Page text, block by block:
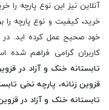
آنلاین نیز این نوع پارچه
خرید، کیفیت و نوع پارچه را
خود صحیح عمل کرده اید.
کاربران گرامی فراهم شده
تابستانه خنک و آزاد در
قزوین زنانه، پارچه نخی
تابستانه خنک و آزاد در